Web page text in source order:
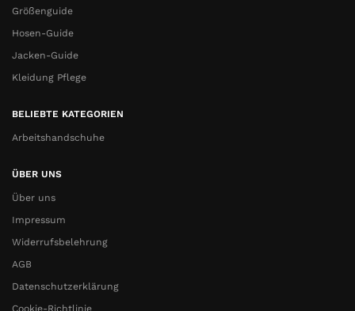
Größenguide
Hosen-Guide
Jacken-Guide
Kleidung Pflege
BELIEBTE KATEGORIEN
Arbeitshandschuhe
ÜBER UNS
Über uns
Impressum
Widerrufsbelehrung
AGB
Datenschutzerklärung
Cookie-Richtlinie